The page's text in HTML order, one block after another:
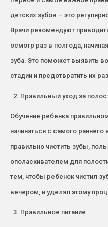
детских зубов – это
Врачи рекомендуют
осмотр раз в полгода,
зуба. Это поможет выявить
стадии и предотвратить их
Правильный уход за
Обучение ребенка
начинаться с самого раннего
правильно чистить зубы,
ополаскивателем для
тем, чтобы ребенок чистил
вечером, и уделял этому
Правильное питание